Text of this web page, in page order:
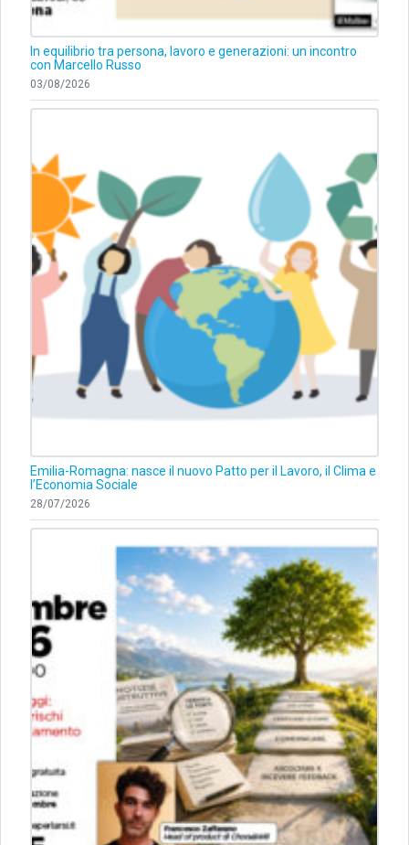
In equilibrio tra persona, lavoro e generazioni: un incontro
con Marcello Russo
03/08/2026
Emilia-Romagna: nasce il nuovo Patto per il Lavoro, il Clima e
l’Economia Sociale
28/07/2026